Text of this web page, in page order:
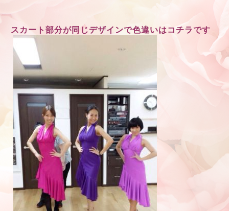
スカート部分が同じデザインで色違いはコチラです